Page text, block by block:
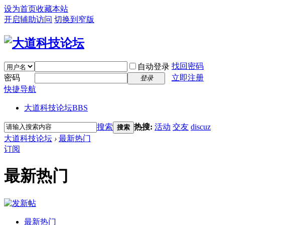
设为首页收藏本站
开启辅助访问 切换到窄版
自动登录 找回密码
密码
登录
立即注册
快捷导航
大道科技论坛BBS
搜索 搜索 热搜: 活动 交友 discuz
大道科技论坛 › 最新热门
订阅
最新热门
最新热门